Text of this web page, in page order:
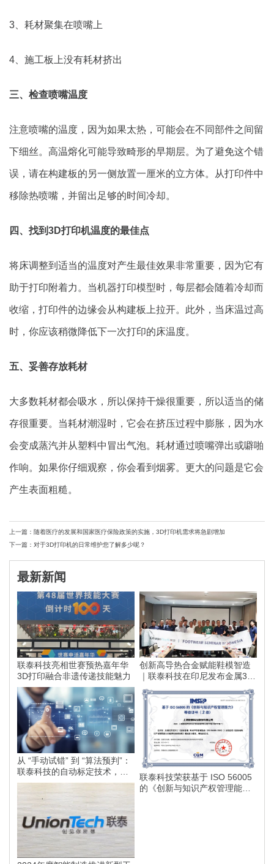
3、耗材聚集在喷嘴上
4、施工板上没有耗材挤出
三、检查喷嘴温度
注意喷嘴的温度，因为如果太热，可能会在不同部件之间留
下细丝。高温熔化可能导致畸形的早期层。为了避免这个错
误，请在构建板的另一侧放置一厘米的立方体。从打印件中
移除热喷嘴，并留出足够的时间冷却。
四、找到3D打印机温度的最佳点
将床调整到适当的温度对产生最佳效果非常重要，因为它有
助于打印附着力。当机器打印模型时，每层都会随着冷却而
收缩，打印件的边缘会从构建板上拉开。此外，当床温过高
时，你应该稍微降低下一次打印的床温度。
五、妥善存放耗材
大多数耗材都会吸水，所以保持干燥很重要，所以适当的储
存很重要。当耗材潮湿时，它会在挤压过程中膨胀，因为水
会变成蒸汽并从塑料中冒出气泡。耗材通过喷嘴弹出或噼啪
作响。如果你仔细观察，你会看到烟雾。更大的问题是它会
产生表面粗糙。
上一篇：随着医疗的发展和国家医疗保险政策的实施，3D打印机需求将急剧增加
下一篇：对于3D打印机的日常维护您了解多少呢？
最新新闻
联泰科技亮相世赛预热嘉年华
3D打印融合非遗传递技能魅力
创新高导热合金赋能鞋模智造
｜联泰科技在印尼发布金属3D
打印落地方案
从 “手动试错” 到 “算法预判”：
联泰科技的自动标定技术，如
何为智能制造划定更高的行业
标准？
联泰科技荣获基于 ISO 56005
的《创新与知识产权管理能